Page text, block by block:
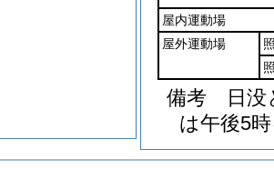
屋内運動場
屋外運動場
備考 日没
は午後5